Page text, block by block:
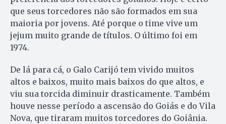
que seus torcedores não são formados em sua
maioria por jovens. Até porque o time vive um
jejum muito grande de títulos. O último foi em
1974.
De lá para cá, o Galo Carijó tem vivido muitos
altos e baixos, muito mais baixos do que altos, e
viu sua torcida diminuir drasticamente. Também
houve nesse período a ascensão do Goiás e do Vila
Nova, que tiraram muitos torcedores do Goiânia.